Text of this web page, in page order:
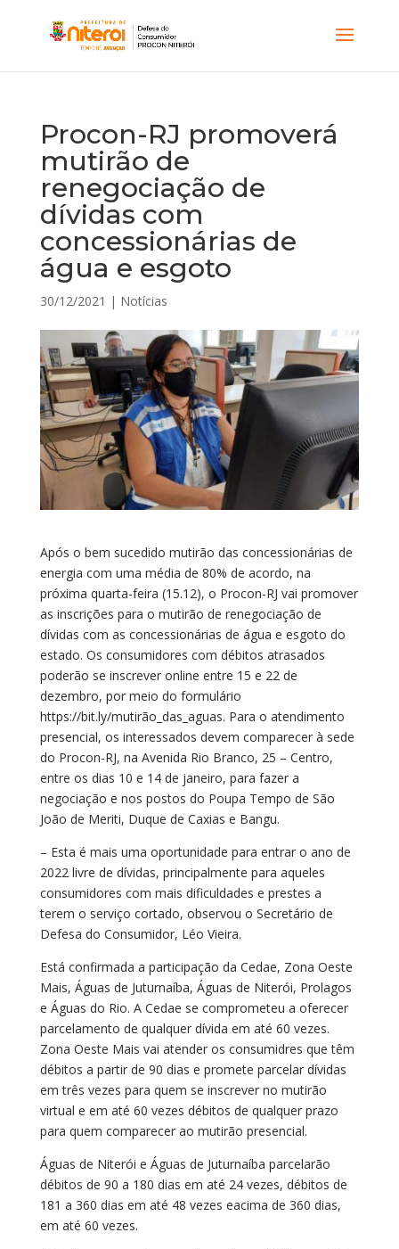
Procon-RJ promoverá
mutirão de
renegociação de
dívidas com
concessionárias de
água e esgoto
30/12/2021 | Notícias
Após o bem sucedido mutirão das concessionárias de
energia com uma média de 80% de acordo, na
próxima quarta-feira (15.12), o Procon-RJ vai promover
as inscrições para o mutirão de renegociação de
dívidas com as concessionárias de água e esgoto do
estado. Os consumidores com débitos atrasados
poderão se inscrever online entre 15 e 22 de
dezembro, por meio do formulário
https://bit.ly/mutirão_das_aguas. Para o atendimento
presencial, os interessados devem comparecer à sede
do Procon-RJ, na Avenida Rio Branco, 25 – Centro,
entre os dias 10 e 14 de janeiro, para fazer a
negociação e nos postos do Poupa Tempo de São
João de Meriti, Duque de Caxias e Bangu.
– Esta é mais uma oportunidade para entrar o ano de
2022 livre de dívidas, principalmente para aqueles
consumidores com mais dificuldades e prestes a
terem o serviço cortado, observou o Secretário de
Defesa do Consumidor, Léo Vieira.
Está confirmada a participação da Cedae, Zona Oeste
Mais, Águas de Juturnaíba, Águas de Niterói, Prolagos
e Águas do Rio. A Cedae se comprometeu a oferecer
parcelamento de qualquer dívida em até 60 vezes.
Zona Oeste Mais vai atender os consumidres que têm
débitos a partir de 90 dias e promete parcelar dívidas
em três vezes para quem se inscrever no mutirão
virtual e em até 60 vezes débitos de qualquer prazo
para quem comparecer ao mutirão presencial.
Águas de Niterói e Águas de Juturnaíba parcelarão
débitos de 90 a 180 dias em até 24 vezes, débitos de
181 a 360 dias em até 48 vezes eacima de 360 dias,
em até 60 vezes.